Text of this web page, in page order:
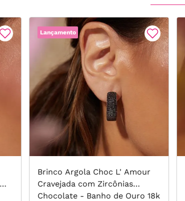
Lançamento
Brinco Argola Choc L' Amour
Cravejada com Zircônias
Chocolate - Banho de Ouro 18k